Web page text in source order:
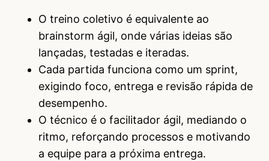
O treino coletivo é equivalente ao
brainstorm ágil, onde várias ideias são
lançadas, testadas e iteradas.
Cada partida funciona como um sprint,
exigindo foco, entrega e revisão rápida de
desempenho.
O técnico é o facilitador ágil, mediando o
ritmo, reforçando processos e motivando
a equipe para a próxima entrega.